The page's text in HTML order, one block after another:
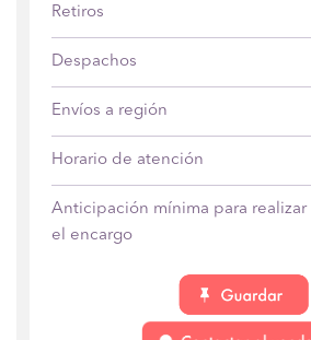
Retiros
Despachos
Envíos a región
Horario de atención
Anticipación mínima para realizar
el encargo